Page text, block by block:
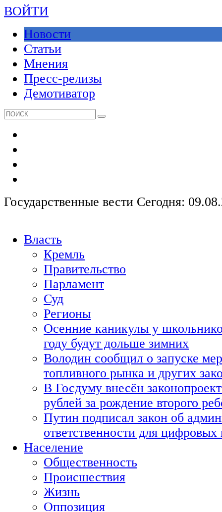
ВОЙТИ
Новости
Статьи
Мнения
Пресс-релизы
Демотиватор
Государственные вести Сегодня:
Власть
Кремль
Правительство
Парламент
Суд
Регионы
Осенние каникулы у
году будут дольше зимних
Володин сообщил о запуске
топливного рынка и других
В Госдуму внесён
рублей за рождение второго
Путин подписал закон об
ответственности для
Население
Общественность
Происшествия
Жизнь
Оппозиция